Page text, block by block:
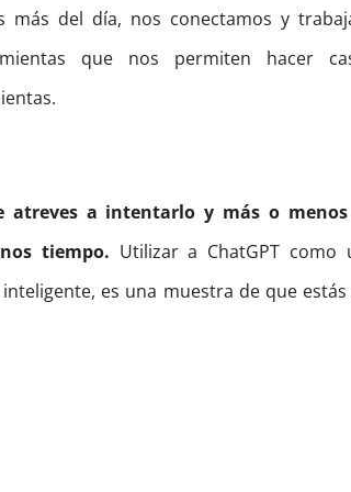
más del día, nos conectamos y
que nos permiten hacer
a intentarlo y más o
tiempo. Utilizar a ChatGPT como
es una muestra de que